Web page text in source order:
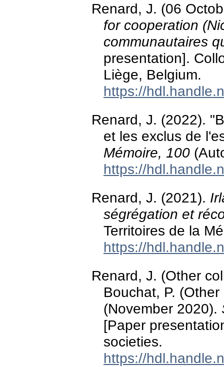
Renard, J. (06
for cooperation
communautaires
presentation].
Liège, Belgium.
https://
Renard, J. (2022).
et les exclus de
Mémoire, 100
https://
Renard, J. (2021).
ségrégation et
Territoires de la
https://
Renard, J. (Other
Bouchat, P.
(November 2020).
[Paper
societies.
https://